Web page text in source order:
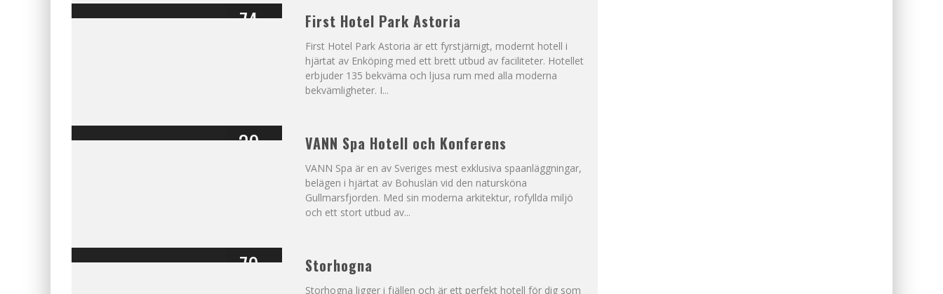
74 First Hotel Park Astoria
First Hotel Park Astoria är ett fyrstjärnigt, modernt hotell i
hjärtat av Enköping med ett brett utbud av faciliteter. Hotellet
erbjuder 135 bekväma och ljusa rum med alla moderna
bekvämligheter. I...
39 VANN Spa Hotell och Konferens
VANN Spa är en av Sveriges mest exklusiva spaanläggningar,
belägen i hjärtat av Bohuslän vid den natursköna
Gullmarsfjorden. Med sin moderna arkitektur, rofyllda miljö
och ett stort utbud av...
79 Storhogna
Storhogna ligger i fjällen och är ett perfekt hotell för dig som